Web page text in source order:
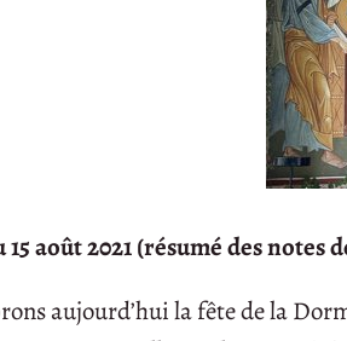
août 2021 (résumé des notes
aujourd’hui la fête de la